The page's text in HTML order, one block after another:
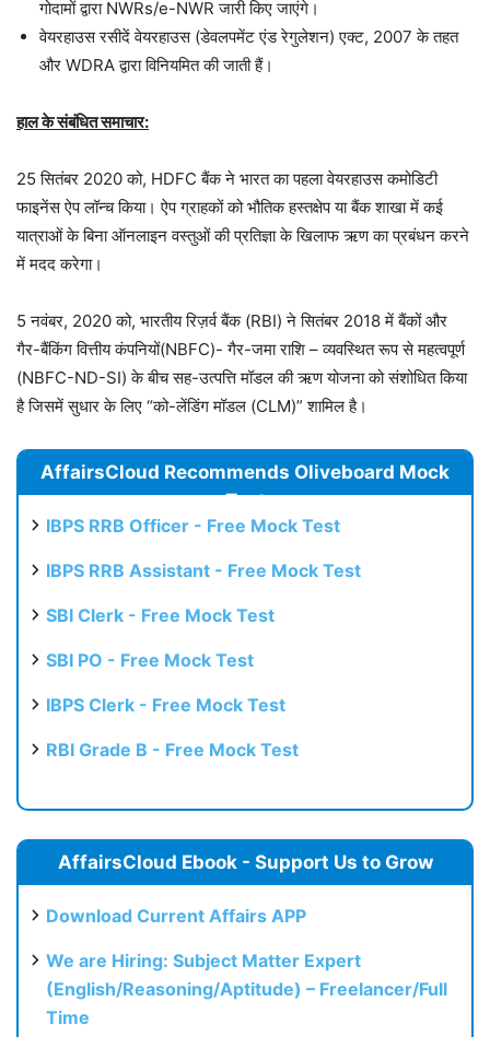
गोदामों द्वारा NWRs/e-NWR जारी किए जाएंगे।
वेयरहाउस रसीदें वेयरहाउस (डेवलपमेंट एंड रेगुलेशन) एक्ट, 2007 के तहत
और WDRA द्वारा विनियमित की जाती हैं।
हाल के संबंधित समाचार:
25 सितंबर 2020 को, HDFC बैंक ने भारत का पहला वेयरहाउस कमोडिटी
फाइनेंस ऐप लॉन्च किया। ऐप ग्राहकों को भौतिक हस्तक्षेप या बैंक शाखा में कई
यात्राओं के बिना ऑनलाइन वस्तुओं की प्रतिज्ञा के खिलाफ ऋण का प्रबंधन करने
में मदद करेगा।
5 नवंबर, 2020 को, भारतीय रिज़र्व बैंक (RBI) ने सितंबर 2018 में बैंकों और
गैर-बैंकिंग वित्तीय कंपनियों(NBFC)- गैर-जमा राशि – व्यवस्थित रूप से महत्वपूर्ण
(NBFC-ND-SI) के बीच सह-उत्पत्ति मॉडल की ऋण योजना को संशोधित किया
है जिसमें सुधार के लिए “को-लेंडिंग मॉडल (CLM)” शामिल है।
AffairsCloud Recommends Oliveboard Mock
Test
IBPS RRB Officer - Free Mock Test
IBPS RRB Assistant - Free Mock Test
SBI Clerk - Free Mock Test
SBI PO - Free Mock Test
IBPS Clerk - Free Mock Test
RBI Grade B - Free Mock Test
AffairsCloud Ebook - Support Us to Grow
Download Current Affairs APP
We are Hiring: Subject Matter Expert
(English/Reasoning/Aptitude) – Freelancer/Full
Time